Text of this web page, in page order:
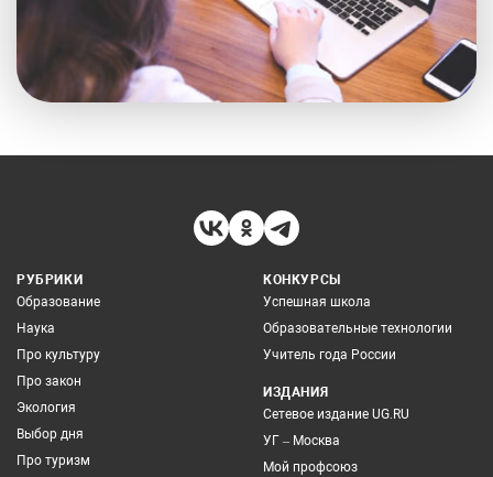
РУБРИКИ
Образование
Наука
Про культуру
Про закон
Экология
Выбор дня
Про туризм
КОНКУРСЫ
Успешная школа
Образовательные технологии
Учитель года России
ИЗДАНИЯ
Сетевое издание UG.RU
УГ – Москва
Мой профсоюз